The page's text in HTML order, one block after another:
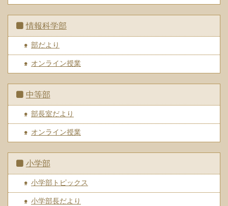
情報科学部
部だより
オンライン授業
中等部
部長室だより
オンライン授業
小学部
小学部トピックス
小学部長だより